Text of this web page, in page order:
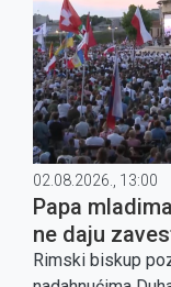
02.08.2026., 13:00
Papa
ne daju
Rimski biskup